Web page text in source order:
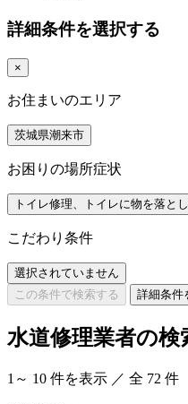
詳細条件を選択する
×
お住まいのエリア
茨城県潮来市
お困りの場所症状
トイレ修理、トイレに物を落と
こだわり条件
選択されていません
この条件で検索する
詳細条件
水道修理業者の検
1 ～ 10 件を表示 ／ 全 72 件